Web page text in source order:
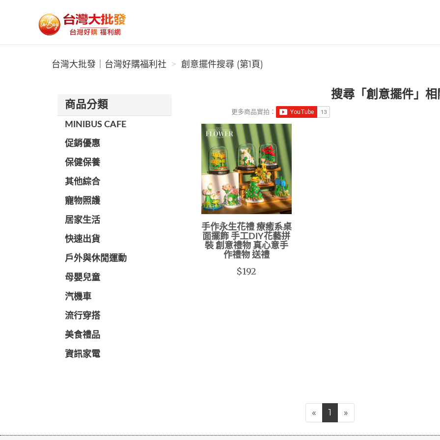
台灣大批發｜台灣好購福利社
台灣大批發｜台灣好購福利社 創意擺件搜尋 (第1頁)
商品分類
MINIBUS CAFE
促銷優惠
保健保養
其他綜合
寵物照護
居家生活
快速出貨
戶外與休閒運動
母嬰兒童
汽機車
流行穿搭
美食禮品
資訊家電
搜尋「創意擺件」相
更多商品實拍：
手作永生花禮 療癒系桌
面擺飾 手工DIY花藝拼
裝 創意禮物 真心意手
作禮物 送禮
$192
« 1 »